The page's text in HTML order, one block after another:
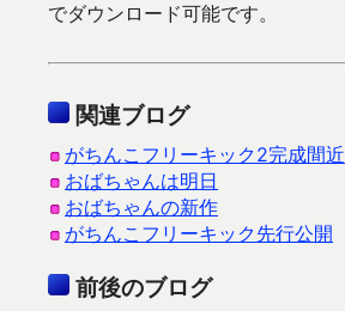
でダウンロード可能です。
関連ブログ
がちんこフリーキック2完成間近
おばちゃんは明日
おばちゃんの新作
がちんこフリーキック先行公開
前後のブログ